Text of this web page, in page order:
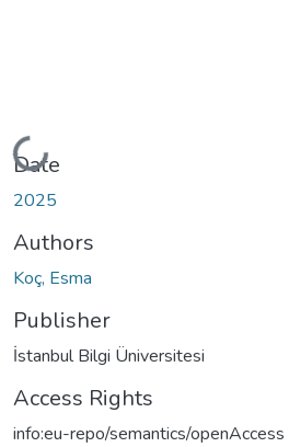
Loading...
Date
2025
Authors
Koç, Esma
Publisher
İstanbul Bilgi Üniversitesi
Access Rights
info:eu-repo/semantics/openAccess